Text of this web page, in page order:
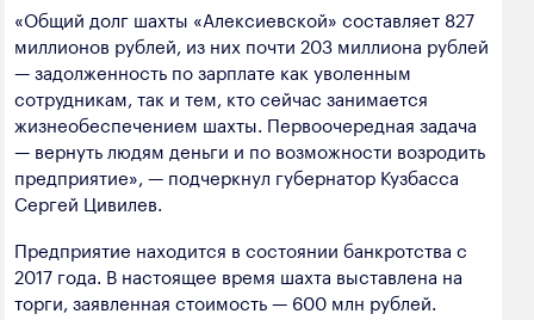
Пищевая промышленность
«Общий долг шахты «Алексиевской» составляет 827
миллионов рублей, из них почти 203 миллиона рублей
— задолженность по зарплате как уволенным
сотрудникам, так и тем, кто сейчас занимается
жизнеобеспечением шахты. Первоочередная задача
— вернуть людям деньги и по возможности возродить
предприятие», — подчеркнул губернатор Кузбасса
Сергей Цивилев.
Предприятие находится в состоянии банкротства с
2017 года. В настоящее время шахта выставлена на
торги, заявленная стоимость — 600 млн рублей.